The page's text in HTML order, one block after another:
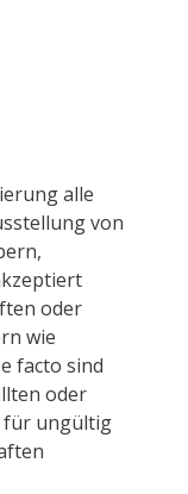
alle
von
oder
wie
facto sind
oder
für ungültig